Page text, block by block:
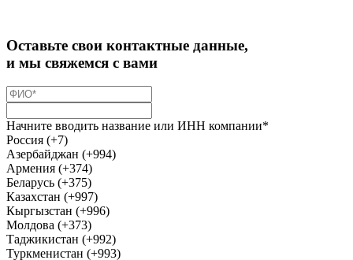
Оставьте свои контактные данные,
и мы свяжемся с вами
Начните вводить название или ИНН компании*
Россия (+7)
Азербайджан (+994)
Армения (+374)
Беларусь (+375)
Казахстан (+997)
Кыргызстан (+996)
Молдова (+373)
Таджикистан (+992)
Туркменистан (+993)